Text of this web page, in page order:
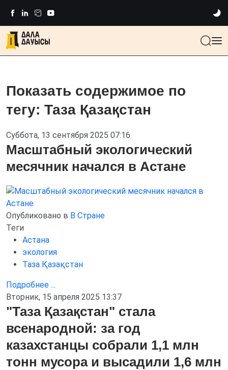
Показать содержимое по
тегу: Таза Қазақстан
Суббота, 13 сентября 2025 07:16
Масштабный экологический
месячник начался в Астане
Опубликовано в В Стране
Теги
Астана
экология
Таза Қазақстан
Подробнее ...
Вторник, 15 апреля 2025 13:37
"Таза Қазақстан" стала
всенародной: за год
казахстанцы собрали 1,1 млн
тонн мусора и высадили 1,6 млн